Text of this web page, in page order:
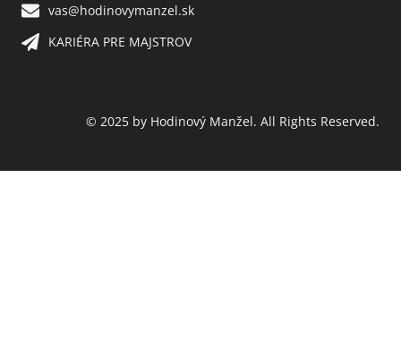
vas@hodinovymanzel.sk​
KARIÉRA PRE MAJSTROV​
© 2025 by Hodinový Manžel. All Rights Reserved.